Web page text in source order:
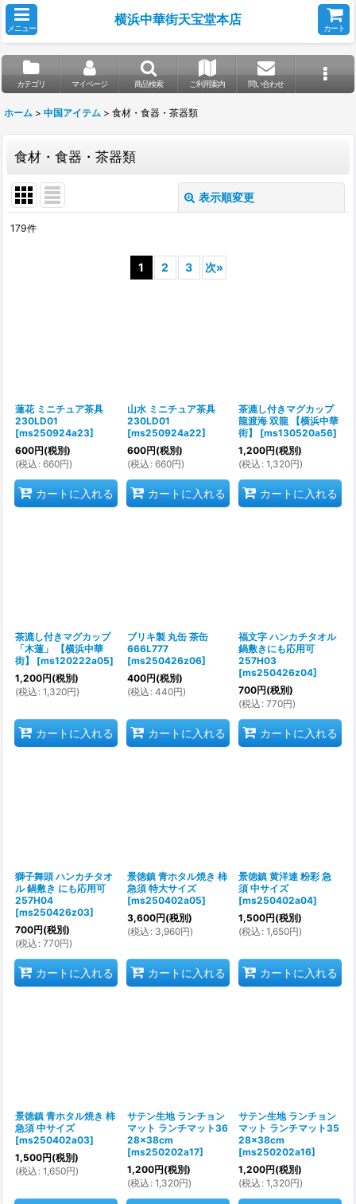
メニュー
横浜中華街天宝堂本店
カート
カテゴリ マイページ 商品検索 ご利用案内 問い合わせ
ホーム > 中国アイテム > 食材・食器・茶器類
食材・食器・茶器類
表示順変更
179件
1 2 3 次»
蓮花 ミニチュア茶具
230LD01
[ms250924a23]
600円(税別)
(税込 : 660円)
カートに入れる
山水 ミニチュア茶具
230LD01
[ms250924a22]
600円(税別)
(税込 : 660円)
カートに入れる
茶漉し付きマグカップ
龍渡海 双龍 【横浜中華
街】
[ms130520a56]
1,200円(税別)
(税込 : 1,320円)
カートに入れる
茶漉し付きマグカップ
「木蓮」 【横浜中華
街】
[ms120222a05]
1,200円(税別)
(税込 : 1,320円)
カートに入れる
ブリキ製 丸缶 茶缶
666L777
[ms250426z06]
400円(税別)
(税込 : 440円)
カートに入れる
福文字 ハンカチタオル
鍋敷きにも応用可
257H03
[ms250426z04]
700円(税別)
(税込 : 770円)
カートに入れる
獅子舞頭 ハンカチタオ
ル 鍋敷き にも応用可
257H04
[ms250426z03]
700円(税別)
(税込 : 770円)
カートに入れる
景徳鎮 青ホタル焼き 柿
急須 特大サイズ
[ms250402a05]
3,600円(税別)
(税込 : 3,960円)
カートに入れる
景徳鎮 黄洋連 粉彩 急
須 中サイズ
[ms250402a04]
1,500円(税別)
(税込 : 1,650円)
カートに入れる
景徳鎮 青ホタル焼き 柿
急須 中サイズ
[ms250402a03]
1,500円(税別)
(税込 : 1,650円)
サテン生地 ランチョン
マット ランチマット36
28×38cm
[ms250202a17]
1,200円(税別)
(税込 : 1,320円)
サテン生地 ランチョン
マット ランチマット35
28×38cm
[ms250202a16]
1,200円(税別)
(税込 : 1,320円)